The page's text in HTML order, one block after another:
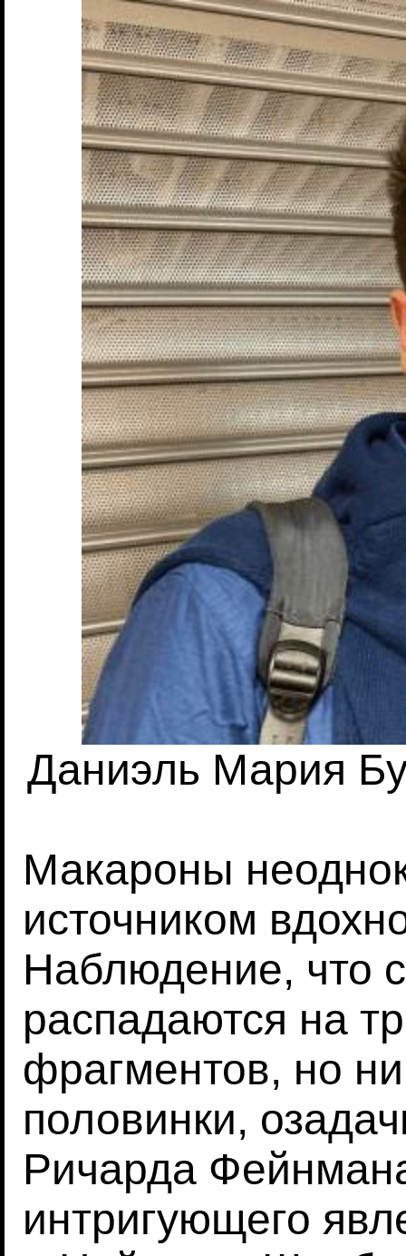
Даниэль Мария
Макароны
источником
Наблюдение, что
распадаются на
фрагментов, но
половинки,
Ричарда
интригующего